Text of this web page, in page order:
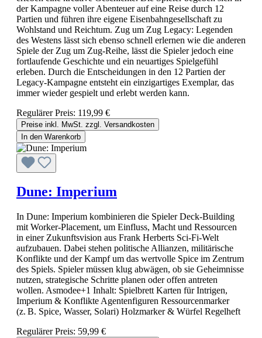
der Kampagne voller Abenteuer auf eine Reise durch 12
Partien und führen ihre eigene Eisenbahngesellschaft zu
Wohlstand und Reichtum. Zug um Zug Legacy: Legenden
des Westens lässt sich ebenso schnell erlernen wie die anderen
Spiele der Zug um Zug-Reihe, lässt die Spieler jedoch eine
fortlaufende Geschichte und ein neuartiges Spielgefühl
erleben. Durch die Entscheidungen in den 12 Partien der
Legacy-Kampagne entsteht ein einzigartiges Exemplar, das
immer wieder gespielt und erlebt werden kann.
Regulärer Preis: 119,99 €
Preise inkl. MwSt. zzgl. Versandkosten
In den Warenkorb
Dune: Imperium
In Dune: Imperium kombinieren die Spieler Deck-Building
mit Worker-Placement, um Einfluss, Macht und Ressourcen
in einer Zukunftsvision aus Frank Herberts Sci-Fi-Welt
aufzubauen. Dabei stehen politische Allianzen, militärische
Konflikte und der Kampf um das wertvolle Spice im Zentrum
des Spiels. Spieler müssen klug abwägen, ob sie Geheimnisse
nutzen, strategische Schritte planen oder offen antreten
wollen. Asmodee+1 Inhalt: Spielbrett Karten für Intrigen,
Imperium & Konflikte Agentenfiguren Ressourcenmarker
(z. B. Spice, Wasser, Solari) Holzmarker & Würfel Regelheft
Regulärer Preis: 59,99 €